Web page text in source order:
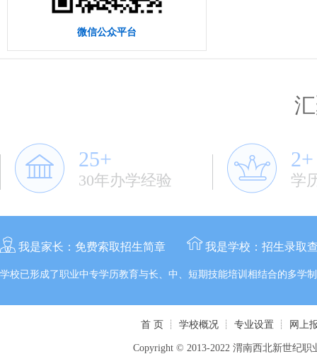
微信公众平台
25+
30年办学经验
2+
学
我是家长： 免费索取招生简章 我是学校： 招生录取
学校已形成了职业中专学历教育与长、中、短期技能培训相结合的多学
首 页 ┊ 学校概况 ┊ 专业设置 ┊ 网上
Copyright © 2013-2022 渭南西北新世纪职